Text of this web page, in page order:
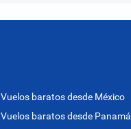
Vuelos baratos desde México
Vuelos baratos desde Panamá